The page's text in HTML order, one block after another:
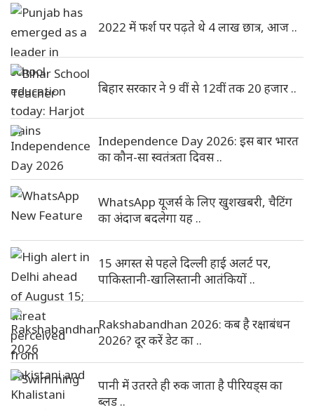
2022 में फर्श पर पढ़ते थे 4 लाख छात्र, आज ..
बिहार सरकार ने 9 वीं से 12वीं तक 20 हजार ..
Independence Day 2026: इस बार भारत
का कौन-सा स्वतंत्रता दिवस ..
WhatsApp यूजर्स के लिए खुशखबरी, चैटिंग
का अंदाज बदलेगा यह ..
15 अगस्त से पहले दिल्ली हाई अलर्ट पर,
पाकिस्तानी-खालिस्तानी आतंकियों ..
Rakshabandhan 2026: कब है रक्षाबंधन
2026? दूर करें डेट का ..
पानी में उतरते ही रुक जाता है पीरियड्स का
ब्लड ..